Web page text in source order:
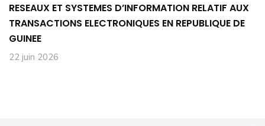
RESEAUX ET SYSTEMES D’INFORMATION RELATIF AUX
TRANSACTIONS ELECTRONIQUES EN REPUBLIQUE DE
GUINEE
22 juin 2026